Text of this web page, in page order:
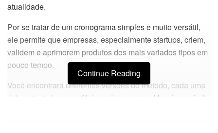
atualidade.
Por se tratar de um cronograma simples e muito versátil,
ele permite que empresas, especialmente startups, criem,
validem e aprimorem produtos dos mais variados tipos em
pouco tempo.
Você encontrará diferentes versões do método, cada uma
delas ajustada ao perfil de cada empresa. Mas é possível
Continue Reading